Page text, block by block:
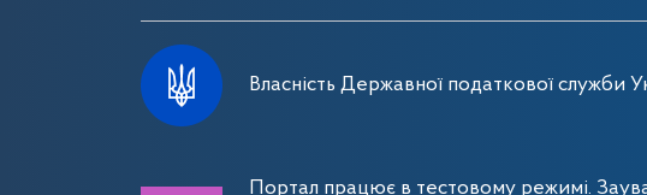
Власність Державної податкової служби
Портал працює в тестовому режимі.